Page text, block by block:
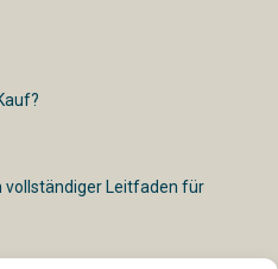
vollständiger Leitfaden für